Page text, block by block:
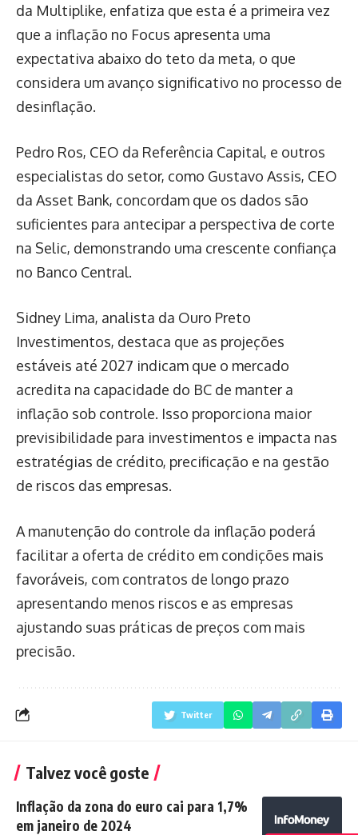
da Multiplike, enfatiza que esta é a primeira vez
que a inflação no Focus apresenta uma
expectativa abaixo do teto da meta, o que
considera um avanço significativo no processo de
desinflação.
Pedro Ros, CEO da Referência Capital, e outros
especialistas do setor, como Gustavo Assis, CEO
da Asset Bank, concordam que os dados são
suficientes para antecipar a perspectiva de corte
na Selic, demonstrando uma crescente confiança
no Banco Central.
Sidney Lima, analista da Ouro Preto
Investimentos, destaca que as projeções
estáveis até 2027 indicam que o mercado
acredita na capacidade do BC de manter a
inflação sob controle. Isso proporciona maior
previsibilidade para investimentos e impacta nas
estratégias de crédito, precificação e na gestão
de riscos das empresas.
A manutenção do controle da inflação poderá
facilitar a oferta de crédito em condições mais
favoráveis, com contratos de longo prazo
apresentando menos riscos e as empresas
ajustando suas práticas de preços com mais
precisão.
Twitter
Talvez você goste
Inflação da zona do euro cai para 1,7%
em janeiro de 2024